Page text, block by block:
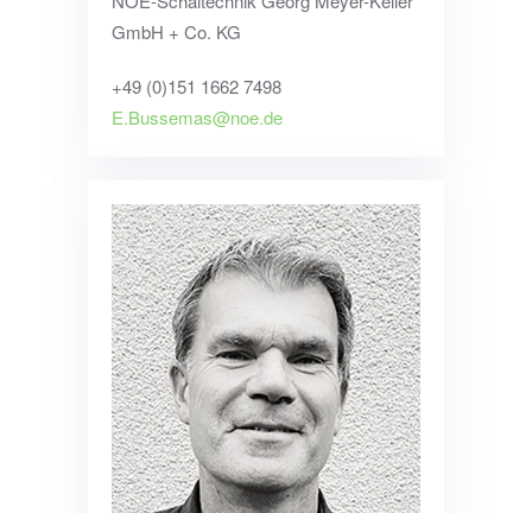
GmbH + Co. KG
+49 (0)151 1662 7498
E.Bussemas@noe.de